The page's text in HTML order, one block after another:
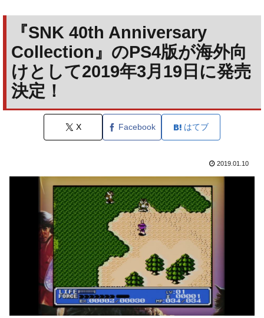
『SNK 40th Anniversary
Collection』のPS4版が海外向
けとして2019年3月19日に発売
決定！
X Facebook はてブ
2019.01.10